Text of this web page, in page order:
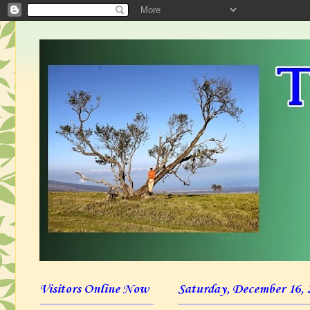
Saturday, December 16,
Visitors Online Now